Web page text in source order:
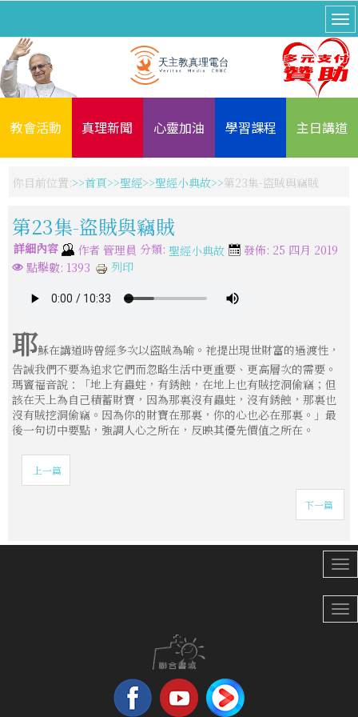
教會活動 真理新聞 心靈加油 學習課程 主日講道
你目前位置: 首頁 聖經 聖經小典故 第23集-盜賊與竊賊
第23集-盜賊與竊賊
詳細內容 作者 管理員 分類: 聖經小典故
發佈: 25 四月 2019
點擊數: 1393
列印
耶穌在講道時曾經多次以盜賊為喻。祂提出現世財富的過渡性，
告誡我們不要為追求它們而忽略生活中更重要、更高層次的需要。
瑪竇福音說：「地上有蟲蛀，有銹蝕，在地上也有賊挖洞偷竊；但
該在天上為自己積蓄財寶，因為那裏沒有蟲蛀，沒有銹蝕，那裏也
沒有賊挖洞偷竊。因為你的財寶在那裏，你的心也必在那裏。」最
後一句切中要點，強調人心之所在，反映其優先價值之所在。
上一篇
下一篇